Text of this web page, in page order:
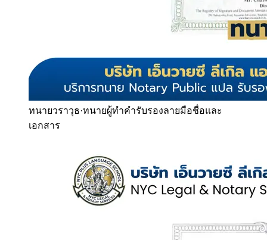
ทนายวราวุธ·ทนายผู้ทำคำรับรองลายมือชื่อและ
เอกสาร